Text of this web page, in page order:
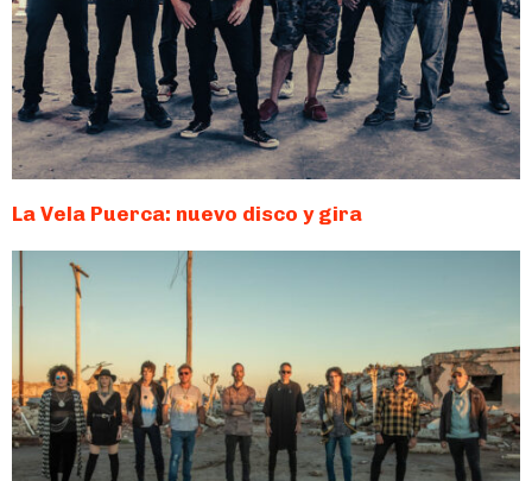
La Vela Puerca: nuevo disco y gira